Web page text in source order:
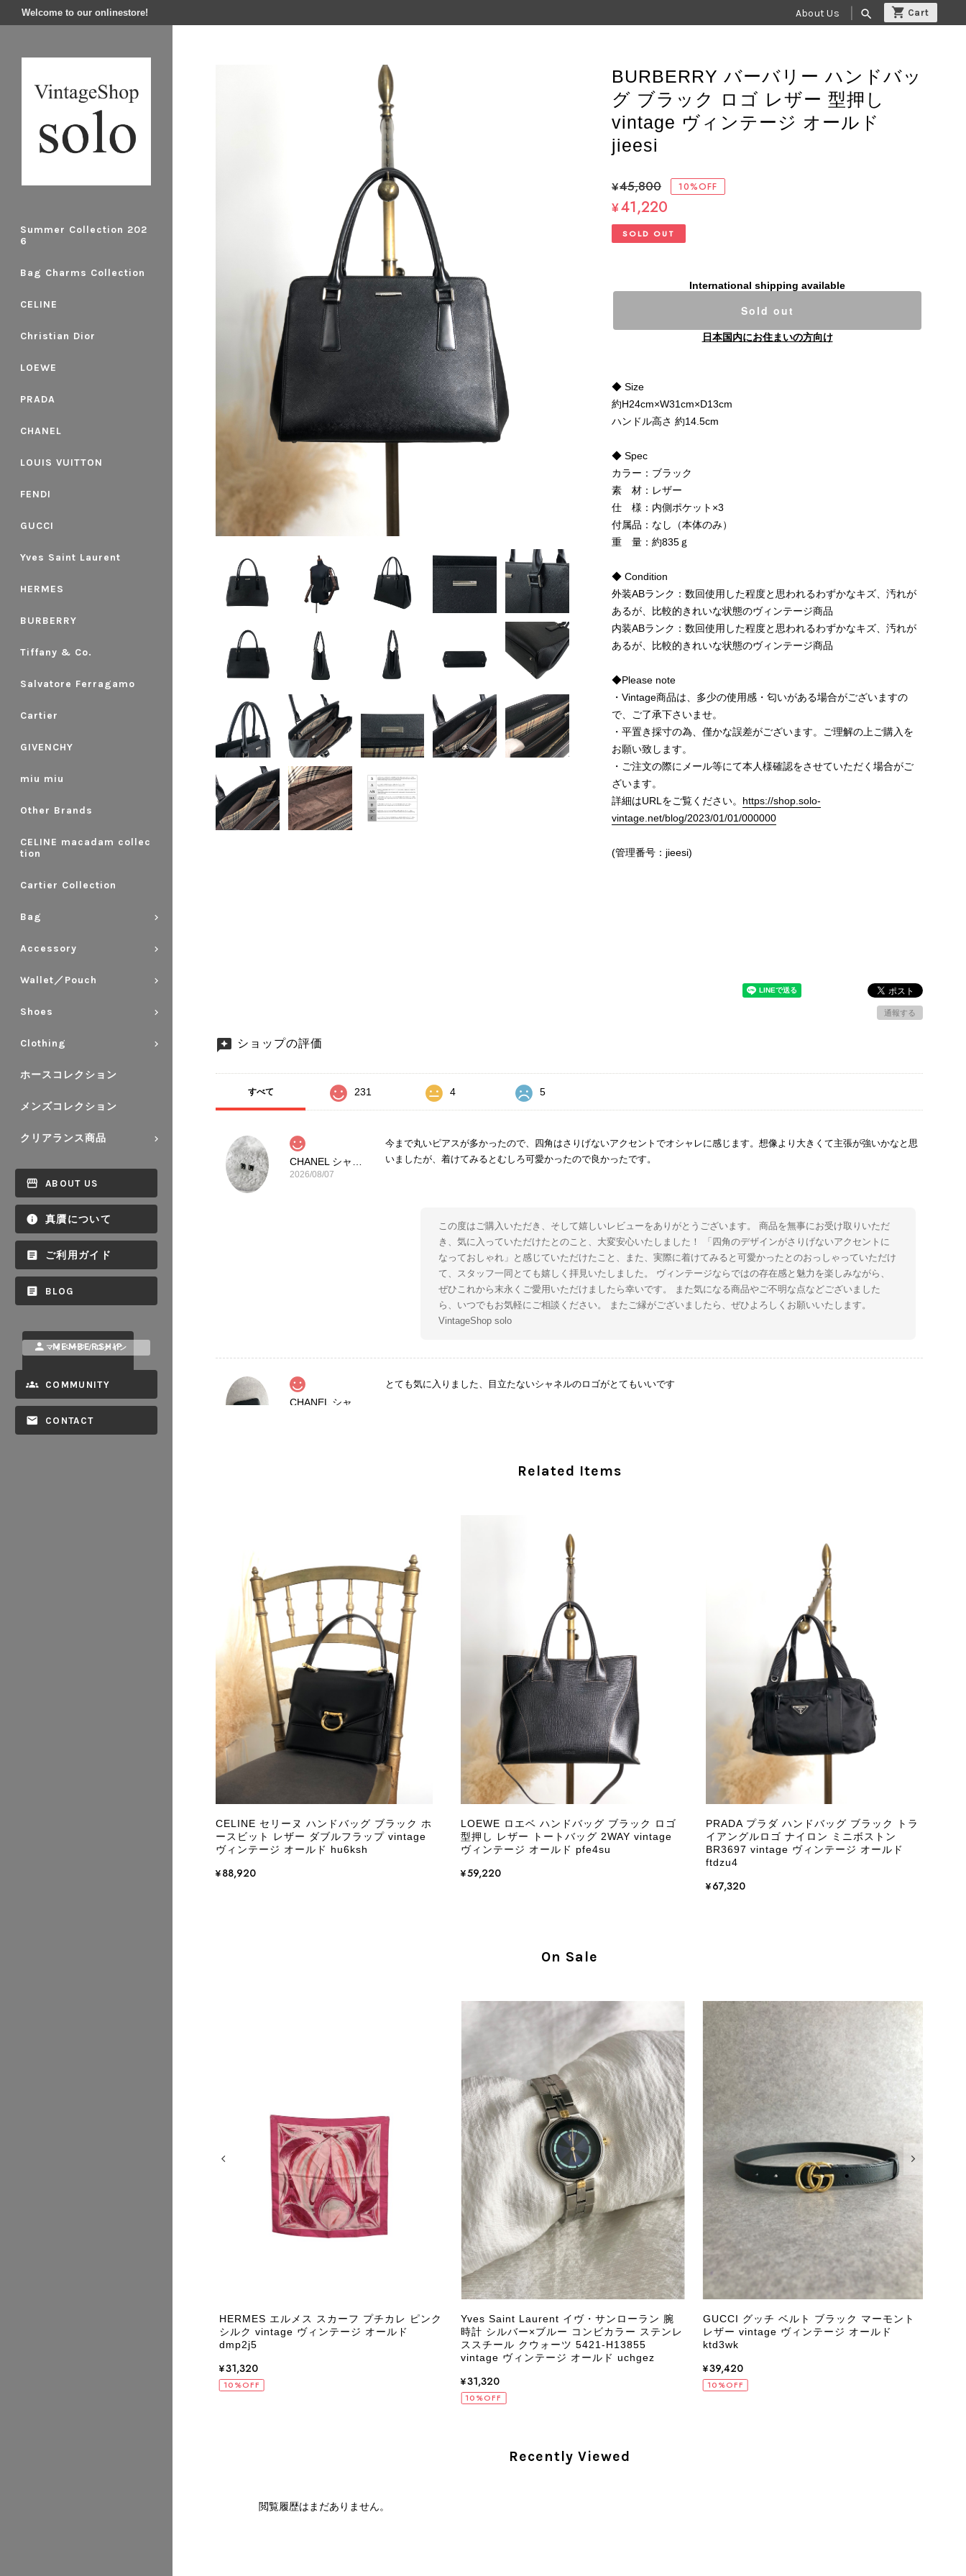
Welcome to our onlinestore! About Us search
Summer Collection 202
6
Bag Charms Collection
CELINE
Christian Dior
LOEWE
PRADA
CHANEL
LOUIS VUITTON
FENDI
GUCCI
Yves Saint Laurent
HERMES
BURBERRY
Tiffany & Co.
Salvatore Ferragamo
Cartier
GIVENCHY
miu miu
Other Brands
CELINE macadam collec
tion
Cartier Collection
Bag
Accessory
Wallet／Pouch
Shoes
Clothing
ホースコレクション
メンズコレクション
クリアランス商品
ABOUT US
真贋について
ご利用ガイド
BLOG
MEMBERSHIP
マイページ / ログイン
COMMUNITY
CONTACT
BURBERRY バーバリー ハンドバッ
グ ブラック ロゴ レザー 型押し
vintage ヴィンテージ オールド
jieesi
¥45,800 10%OFF
¥41,220
SOLD OUT
International shipping available
Sold out
日本国内にお住まいの方向け
◆ Size
約H24cm×W31cm×D13cm
ハンドル高さ 約14.5cm
◆ Spec
カラー：ブラック
素 材：レザー
仕 様：内側ポケット×3
付属品：なし（本体のみ）
重 量：約835ｇ
◆ Condition
外装ABランク：数回使用した程度と思われるわずかなキズ、汚れが
あるが、比較的きれいな状態のヴィンテージ商品
内装ABランク：数回使用した程度と思われるわずかなキズ、汚れが
あるが、比較的きれいな状態のヴィンテージ商品
◆Please note
・Vintage商品は、多少の使用感・匂いがある場合がございますの
で、ご了承下さいませ。
・平置き採寸の為、僅かな誤差がございます。ご理解の上ご購入を
お願い致します。
・ご注文の際にメール等にて本人様確認をさせていただく場合がご
ざいます。
詳細はURLをご覧ください。 https://shop.solo-
vintage.net/blog/2023/01/01/000000
(管理番号：jieesi)
通報する
ショップの評価
すべて 231 4 5
2026/08/07
今まで丸いピアスが多かったので、四角はさりげないアクセントでオシャレに感じます。想像より大きくて主張が強いかなと思
いましたが、着けてみるとむしろ可愛かったので良かったです。
この度はご購入いただき、そして嬉しいレビューをありがとうございます。 商品を無事にお受け取りいただ
き、気に入っていただけたとのこと、大変安心いたしました！ 「四角のデザインがさりげないアクセントに
なっておしゃれ」と感じていただけたこと、また、実際に着けてみると可愛かったとのおっしゃっていただけ
て、スタッフ一同とても嬉しく拝見いたしました。 ヴィンテージならではの存在感と魅力を楽しみながら、
ぜひこれから末永くご愛用いただけましたら幸いです。 また気になる商品やご不明な点などございました
ら、いつでもお気軽にご相談ください。 またご縁がございましたら、ぜひよろしくお願いいたします。
VintageShop solo
とても気に入りました、目立たないシャネルのロゴがとてもいいです
この度はご購入いただき、そして素敵なレビューをありがとうございます。 商品を無事にお受け取りいただ
2026/08/05
2026/08/01
外装内装ともにAランクの商品を購入しました。 しかし、実際に届いた商品は、写真には写っていない内側の蛇腹部分と全面ポ
ケットにカビがびっしりと生えていました。 とてもAランクとは思えない状態で、見た瞬間に気持ち悪さを感じ、とても使用で
きる状態ではありません。 ヴィンテージ品であることは理解しており、多少の経年劣化は承知のうえで購入しています。 しか
し、このような状態であれば、商品説明や掲載写真で事前に明記していただくべきだと思います。 実は以前こちらで購入した際
にも、写真には写っていない内側部分に目立つ汚れがありました。 そのときはたまたまだと思っていましたが、今回も掲載内容
だけでは判断できない状態の商品が届きとても残念です。 決して安い買い物ではなかったため、ショックも大きかったです。
私は今後こちらで購入することはないですが、同じような思いをする購入者が出ないよう、商品の状態をより正確に記載し、見
えない部分も含めて写真や説明で分かるよう改善していただきたいです。
この度は、楽しみにお待ちいただいた商品で、衛生面へのご不安を含め、残念な思いをおかけしましたこと、
心よりお詫び申し上げます。お受け取りになった際のお気持ちを思うと、大変心苦しく感じております。 今
回の商品につきましては、当店よりご連絡のうえ、返品・返金を含め、責任をもって対応してまいります。
バッグは、外装と内装をそれぞれ確認し、個別にランクを表示しております。これは、外観の印象だけで商品
確認された場合には、当店の検品時の見落としとして真摯に受け止め、検品方法と状態の伝え方を改めて見直
商品が直ぐに届きました。思った以上に素敵なお品でした。またご縁が有りましたら宜しくお願い致します。
この度はご購入いただき、そして素敵なレビューをありがとうございます。 商品を無事にお受け取りいただ
き、また迅速にお届けできたとのこと、大変安心いたしました！ さらに、「思った以上に素敵なお品でし
た」とのお言葉をいただき、スタッフ一同とても嬉しく、何よりの励みになります。 ぜひこちらの商品を末
永くご愛用いただけましたら幸いです。 また気になる商品やご不明な点などございましたら、いつでもお気
軽にご相談ください。 またご縁がございましたら、ぜひよろしくお願いいたします。 VintageShop solo
Related Items
CELINE セリーヌ ハンドバッグ ブラック ホ
ースビット レザー ダブルフラップ vintage
ヴィンテージ オールド hu6ksh
¥88,920
LOEWE ロエベ ハンドバッグ ブラック ロゴ
型押し レザー トートバッグ 2WAY vintage
ヴィンテージ オールド pfe4su
¥59,220
PRADA プラダ ハンドバッグ ブラック トラ
イアングルロゴ ナイロン ミニボストン
BR3697 vintage ヴィンテージ オールド
ftdzu4
¥67,320
On Sale
HERMES エルメス スカーフ プチカレ ピンク
シルク vintage ヴィンテージ オールド
dmp2j5
¥31,320
10%OFF
Yves Saint Laurent イヴ・サンローラン 腕
時計 シルバー×ブルー コンビカラー ステンレ
ススチール クウォーツ 5421-H13855
vintage ヴィンテージ オールド uchgez
¥31,320
10%OFF
GUCCI グッチ ベルト ブラック マーモント
レザー vintage ヴィンテージ オールド
ktd3wk
¥39,420
10%OFF
Recently Viewed
閲覧履歴はまだありません。